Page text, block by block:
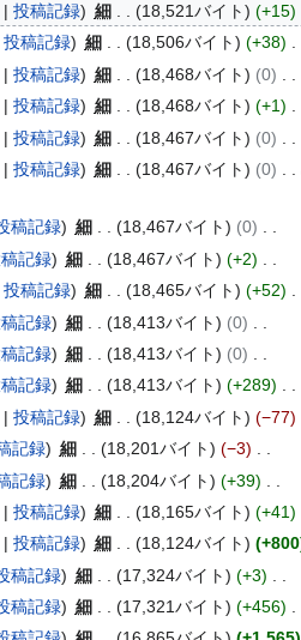
投稿記録 細 18,521バイト +15
投稿記録 細 18,506バイト
+38
投稿記録 細 18,468バイト
0
投稿記録 細 18,468バイト +1
投稿記録 細 18,467バイト
0
投稿記録 細 18,467バイト 0
稿記録 細 18,467バイト
0
記録 細 18,467バイト
+2
投稿記録 細 18,465バイト
+52
記録 細 18,413バイト
0
記録 細 18,413バイト
0
記録 細 18,413バイト
+289
投稿記録 細 18,124バイト
−77
記録 細 18,201バイト
−3
記録 細 18,204バイト
+39
投稿記録 細 18,165バイト +41
投稿記録 細 18,124バイト
+800
稿記録 細 17,324バイト
+3
稿記録 細 17,321バイト
+456